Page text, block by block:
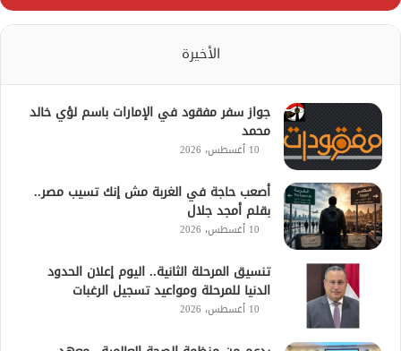
الأخيرة
جواز سفر مفقود في الإمارات باسم لؤي خالد
محمد
10 أغسطس، 2026
أصعب حاجة في الغربة مش إنك تسيب مصر..
بقلم أمجد جلال
10 أغسطس، 2026
تنسيق المرحلة الثانية.. اليوم إعلان الحدود
الدنيا للمرحلة ومواعيد تسجيل الرغبات
10 أغسطس، 2026